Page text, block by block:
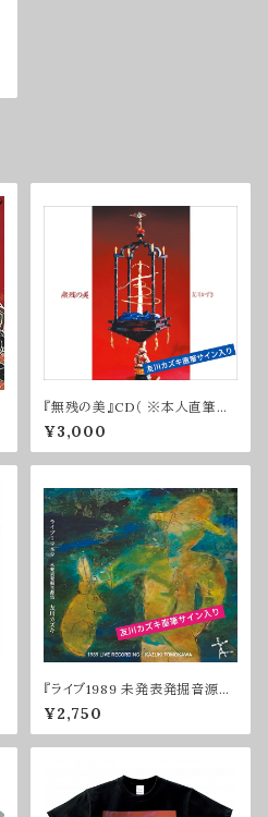
『無残の美』CD（ ※本人直筆サ
イン入り）
¥3,000
『ライブ1989 未発表発掘音源
集』CD（ ※サイン入り）
¥2,750